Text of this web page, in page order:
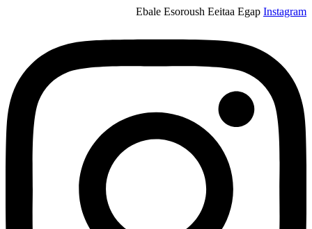
Ebale Esoroush Eeitaa Egap Instagram